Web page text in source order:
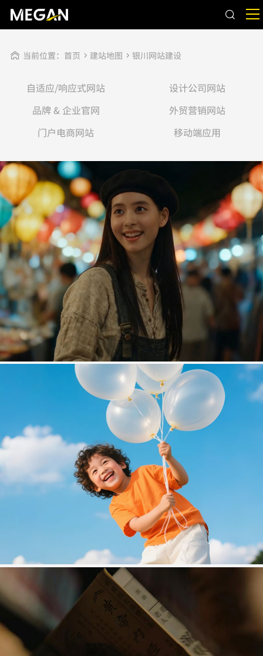
当前位置： 首页 建站地图 银川网站建设
自适应/响应式网站
设计公司网站
品牌 & 企业官网
外贸营销网站
门户电商网站
移动端应用
出圈视觉
AIGC动画视频类网站设计
贝蜜儿
儿童营养健康类网站制作项目
百年膏遗